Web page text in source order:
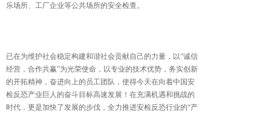
乐场所、工厂企业等公共场所的安全检查。
已在为维护社会稳定构建和谐社会贡献自己的力量，以“诚信
经营，合作共赢”为光荣使命，以专业的技术优势，务实创新
的开拓精神，奋进向上的员工团队，使得今天在向着中国安
检反恐产业巨人的奋斗目标高速发展！在充满机遇和挑战的
时代，更是加快了发展的步伐，全力推进安检反恐行业的“产